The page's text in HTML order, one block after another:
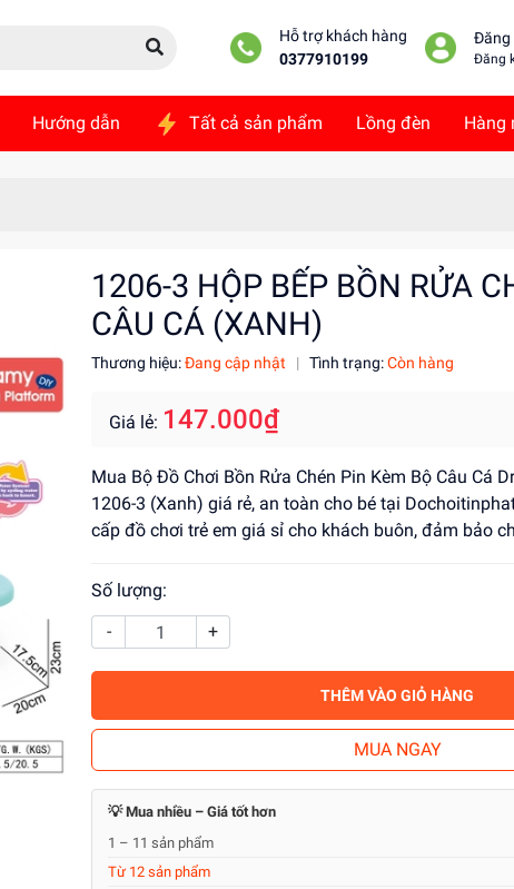
Hỗ trợ khách hàng
0377910199
Đăng
Đăng
Hướng dẫn Tất cả sản phẩm Lồng đèn Hàng
1206-3 HỘP BẾP BỒN RỬA
CÂU CÁ (XANH)
Thương hiệu:Đang cập nhật | Tình trạng:Còn hàng
Giá lẻ: 147.000₫
Mua Bộ Đồ Chơi Bồn Rửa Chén Pin Kèm Bộ Câu Cá
1206-3 (Xanh) giá rẻ, an toàn cho bé tại
cấp đồ chơi trẻ em giá sỉ cho khách buôn, đảm bảo
Số lượng:
-
+
THÊM VÀO GIỎ HÀNG
MUA NGAY
💡 Mua nhiều – Giá tốt hơn
1 – 11 sản phẩm
Từ 12 sản phẩm